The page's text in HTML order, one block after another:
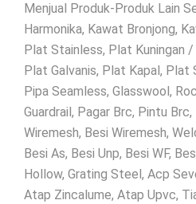
Menjual Produk-Produk Lain
Harmonika, Kawat Bronjong,
Plat Stainless, Plat Kuningan
Plat Galvanis, Plat Kapal, Plat
Pipa Seamless, Glasswool,
Guardrail, Pagar Brc, Pintu
Wiremesh, Besi Wiremesh,
Besi As, Besi Unp, Besi WF,
Hollow, Grating Steel, Acp
Atap Zincalume, Atap Upvc,